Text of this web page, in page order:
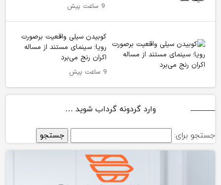
9 ساعت پیش
کوبیدن سیلی واقعیت برصورت
رویا؛ سینمای مستند از مساله
اکران رنج می‌برد
9 ساعت پیش
وارد گردونه گرداب شوید …
جستجو برای: